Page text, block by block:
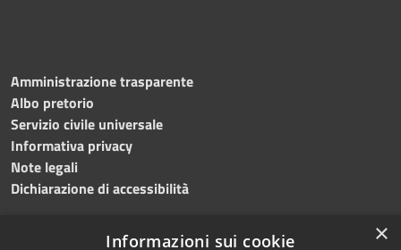
Amministrazione trasparente
Albo pretorio
Servizio civile universale
Informativa privacy
Note legali
Dichiarazione di accessibilità
×
Informazioni sui cookie